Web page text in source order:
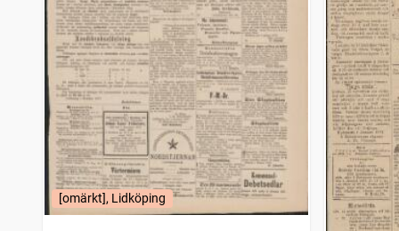
träffar
Strömstads tidning (1866)
träffar
Svenska weckobladet
träffar
Falköpings tidning
1
träffar
Grenna tidning
1
träffar
Hedemora tidning
1
träffar
Fäderneslandet (Stockholm : 1852)
träffar
Vestmanlands läns tidning
1
träffar
Malmö allehanda (1827)
träffar
Arbetarebladet (1869)
träffar
Sölvesborgsposten
träffar
[omärkt], Lidköping